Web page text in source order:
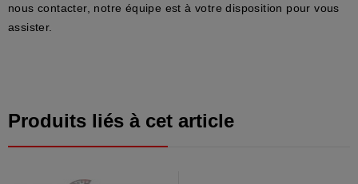
nous contacter, notre équipe est à votre disposition pour vous
assister.
Produits liés à cet article